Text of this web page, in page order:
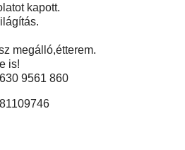
kapott.
megálló,étterem.
is!
9561 860